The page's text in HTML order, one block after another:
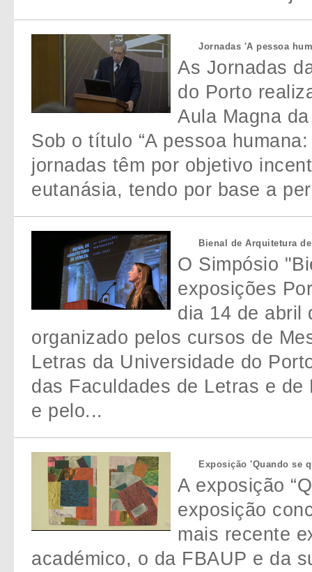
Jornadas 'A pessoa
As Jornadas
do Porto
Aula Magna
Sob o título “A pessoa
jornadas têm por objetivo
eutanásia, tendo por base a
Bienal de Arquitetura
O Simpósio
exposições
dia 14 de abril
organizado pelos cursos de
Letras da Universidade do
das Faculdades de Letras e
e pelo...
Exposição 'Quando se
A exposição
exposição
mais recente
académico, o da FBAUP e da